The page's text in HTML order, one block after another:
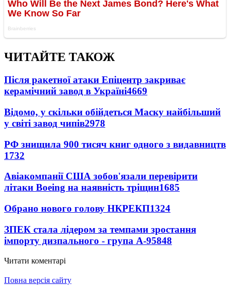
ЧИТАЙТЕ ТАКОЖ
Після ракетної атаки Епіцентр закриває
керамічний завод в Україні4669
Відомо, у скільки обійдеться Маску найбільший
у світі завод чипів2978
РФ знищила 900 тисяч книг одного з видавництв
1732
Авіакомпанії США зобов'язали перевірити
літаки Boeing на наявність тріщин1685
Обрано нового голову НКРЕКП1324
ЗПЕК стала лідером за темпами зростання
імпорту дизпального - група А-95848
Читати коментарі
Повна версія сайту